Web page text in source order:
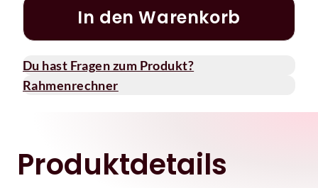
In den Warenkorb
Du hast Fragen zum Produkt?
Rahmenrechner
Produktdetails